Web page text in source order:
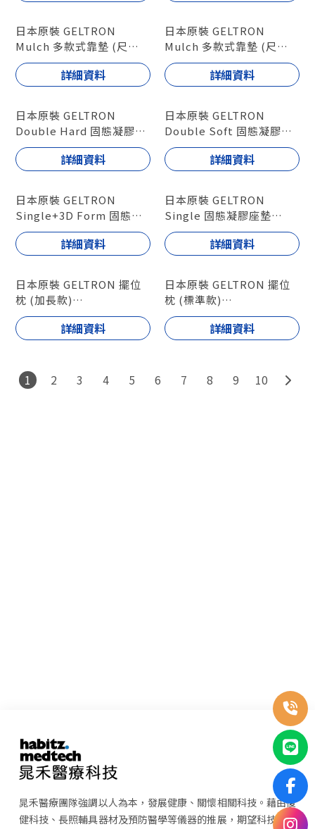
日本原裝 GELTRON
Mulch 多款式靠墊 (尺寸
M)
型號 : GTC-MM
詳細資料
日本原裝 GELTRON
Mulch 多款式靠墊 (尺寸
S)
型號 : GTC-MS
詳細資料
日本原裝 GELTRON
Double Hard 固態凝膠座
墊
型號 : GTC2SH /
詳細資料
日本原裝 GELTRON
Double Soft 固態凝膠座
墊
型號 : GTC2SS / GTC2-
詳細資料
日本原裝 GELTRON
Single+3D Form 固態凝
膠座墊
型號 : GTC1S3D /
詳細資料
日本原裝 GELTRON
Single 固態凝膠座墊
型號 : GTC1S / GTC1M
詳細資料
日本原裝 GELTRON 擺位
枕 (加長款)
型號 : GTC-THL / GTC-
THLB
詳細資料
日本原裝 GELTRON 擺位
枕 (標準款)
型號 : GTC-TH / GTC-
THB
詳細資料
1 2 3 4 5 6 7 8 9 10
晁禾醫療團隊強調以人為本，發展健康、關懷相關科技。藉由復
健科技、長照輔具器材及預防醫學等儀器的推展，期望科技整合